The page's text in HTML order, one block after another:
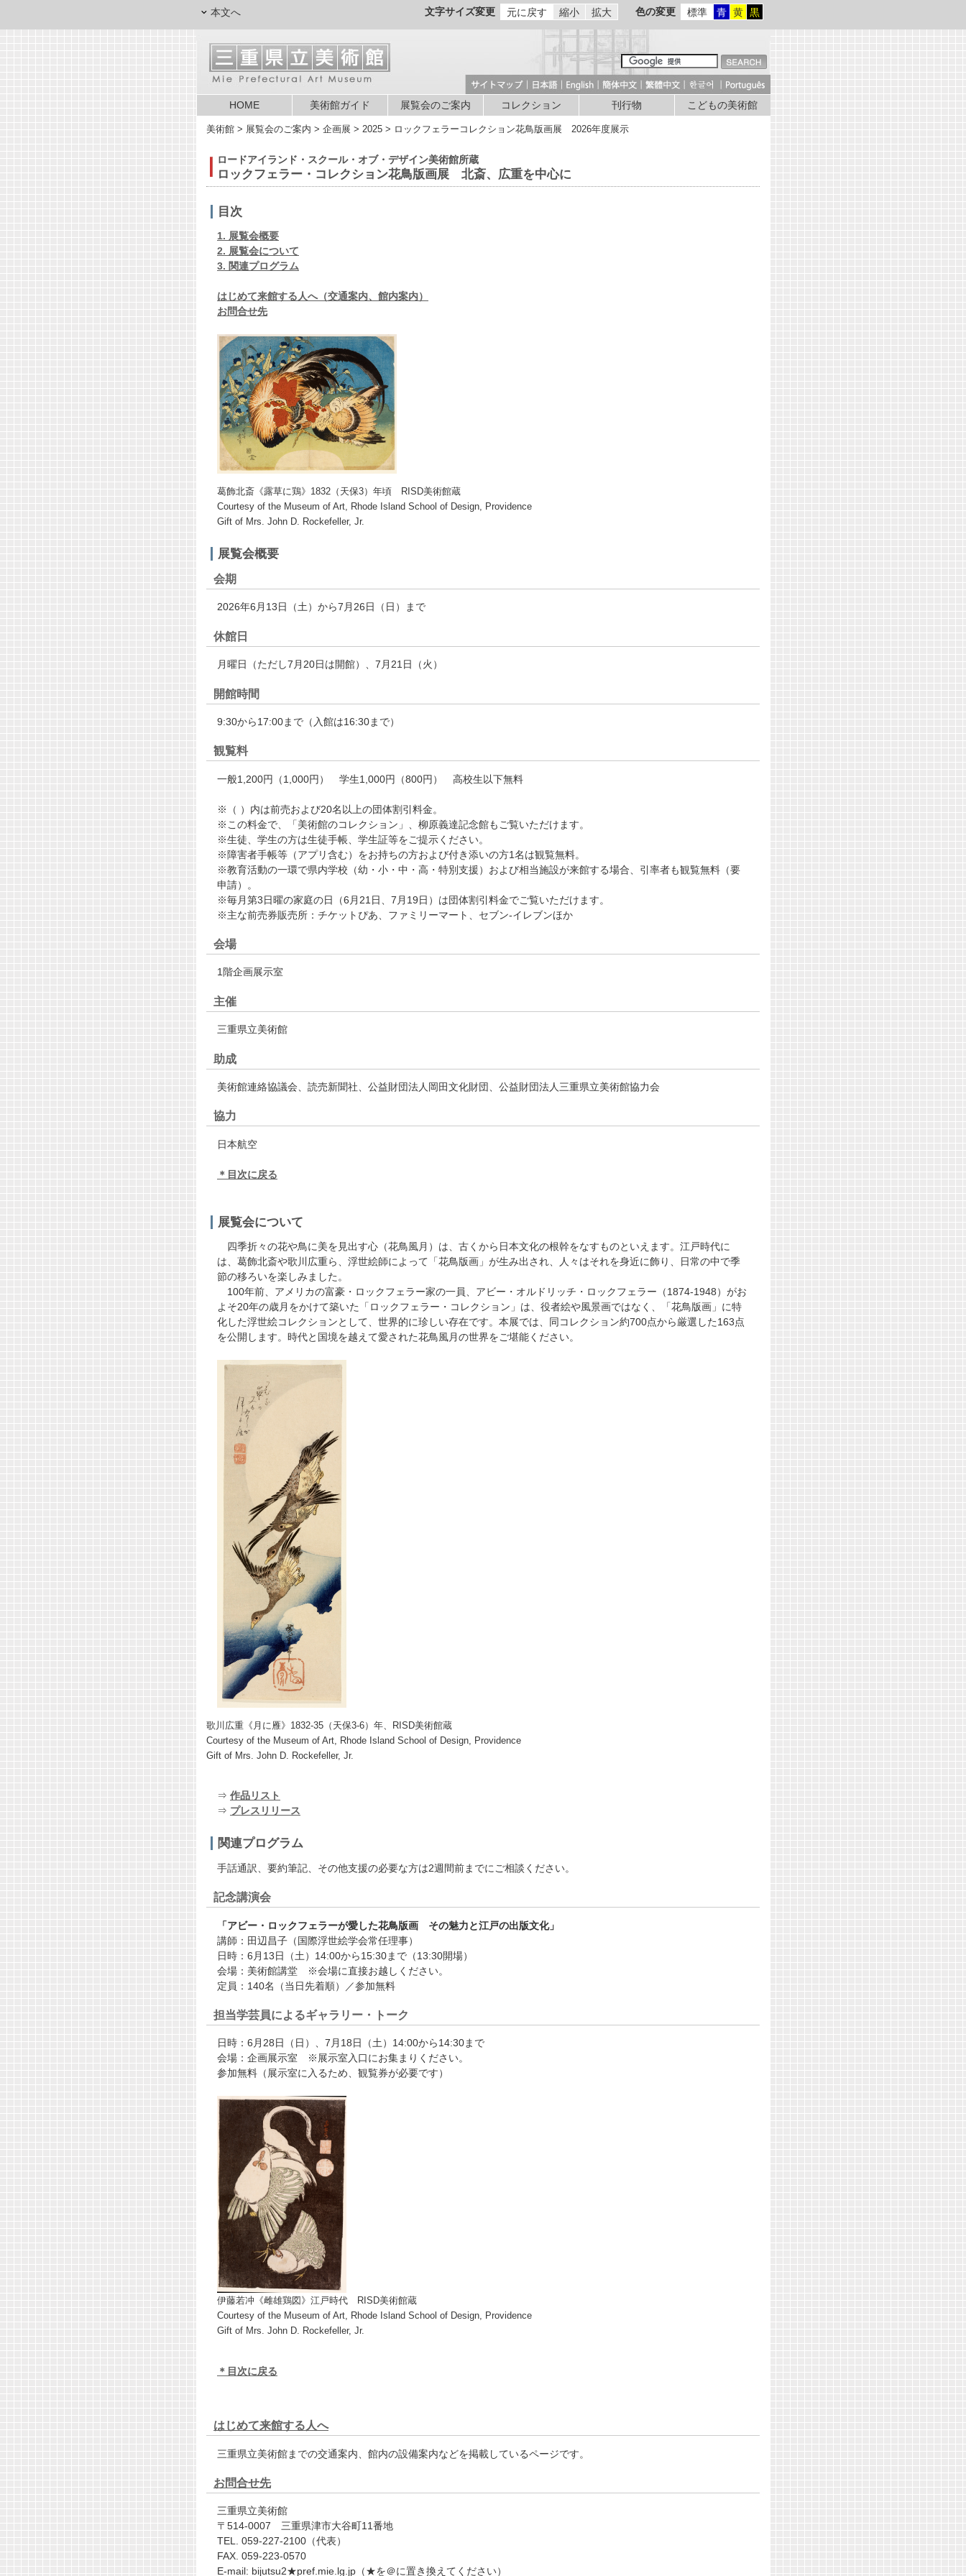
本文へ 文字サイズ変更 元に戻す 縮小 拡大 色の変更 標準 青 黄 黒
HOME 美術館ガイド 展覧会のご案内 コレクション 刊行物 こどもの美術館
美術館 > 展覧会のご案内 > 企画展 > 2025 > ロックフェラーコレクション花鳥版画展 2026年度展示
ロードアイランド・スクール・オブ・デザイン美術館所蔵
ロックフェラー・コレクション花鳥版画展 北斎、広重を中心に
目次
1. 展覧会概要
2. 展覧会について
3. 関連プログラム
はじめて来館する人へ（交通案内、館内案内）
お問合せ先
葛飾北斎《露草に鶏》1832（天保3）年頃 RISD美術館蔵
Courtesy of the Museum of Art, Rhode Island School of Design, Providence
Gift of Mrs. John D. Rockefeller, Jr.
展覧会概要
会期
2026年6月13日（土）から7月26日（日）まで
休館日
月曜日（ただし7月20日は開館）、7月21日（火）
開館時間
9:30から17:00まで（入館は16:30まで）
観覧料
一般1,200円（1,000円） 学生1,000円（800円） 高校生以下無料
※（ ）内は前売および20名以上の団体割引料金。
※この料金で、「美術館のコレクション」、柳原義達記念館もご覧いただけます。
※生徒、学生の方は生徒手帳、学生証等をご提示ください。
※障害者手帳等（アプリ含む）をお持ちの方および付き添いの方1名は観覧無料。
※教育活動の一環で県内学校（幼・小・中・高・特別支援）および相当施設が来館する場合、引率者も観覧無料（要
申請）。
※毎月第3日曜の家庭の日（6月21日、7月19日）は団体割引料金でご覧いただけます。
※主な前売券販売所：チケットぴあ、ファミリーマート、セブン-イレブンほか
会場
1階企画展示室
主催
三重県立美術館
助成
美術館連絡協議会、読売新聞社、公益財団法人岡田文化財団、公益財団法人三重県立美術館協力会
協力
日本航空
＊目次に戻る
展覧会について
四季折々の花や鳥に美を見出す心（花鳥風月）は、古くから日本文化の根幹をなすものといえます。江戸時代に
は、葛飾北斎や歌川広重ら、浮世絵師によって「花鳥版画」が生み出され、人々はそれを身近に飾り、日常の中で季
節の移ろいを楽しみました。
100年前、アメリカの富豪・ロックフェラー家の一員、アビー・オルドリッチ・ロックフェラー（1874-1948）がお
よそ20年の歳月をかけて築いた「ロックフェラー・コレクション」は、役者絵や風景画ではなく、「花鳥版画」に特
化した浮世絵コレクションとして、世界的に珍しい存在です。本展では、同コレクション約700点から厳選した163点
を公開します。時代と国境を越えて愛された花鳥風月の世界をご堪能ください。
歌川広重《月に雁》1832-35（天保3-6）年、RISD美術館蔵
Courtesy of the Museum of Art, Rhode Island School of Design, Providence
Gift of Mrs. John D. Rockefeller, Jr.
⇒ 作品リスト
⇒ プレスリリース
関連プログラム
手話通訳、要約筆記、その他支援の必要な方は2週間前までにご相談ください。
記念講演会
「アビー・ロックフェラーが愛した花鳥版画 その魅力と江戸の出版文化」
講師：田辺昌子（国際浮世絵学会常任理事）
日時：6月13日（土）14:00から15:30まで（13:30開場）
会場：美術館講堂 ※会場に直接お越しください。
定員：140名（当日先着順）／参加無料
担当学芸員によるギャラリー・トーク
日時：6月28日（日）、7月18日（土）14:00から14:30まで
会場：企画展示室 ※展示室入口にお集まりください。
参加無料（展示室に入るため、観覧券が必要です）
伊藤若冲《雌雄鶏図》江戸時代 RISD美術館蔵
Courtesy of the Museum of Art, Rhode Island School of Design, Providence
Gift of Mrs. John D. Rockefeller, Jr.
＊目次に戻る
はじめて来館する人へ
三重県立美術館までの交通案内、館内の設備案内などを掲載しているページです。
お問合せ先
三重県立美術館
〒514-0007 三重県津市大谷町11番地
TEL. 059-227-2100（代表）
FAX. 059-223-0570
E-mail: bijutsu2★pref.mie.lg.jp（★を＠に置き換えてください）